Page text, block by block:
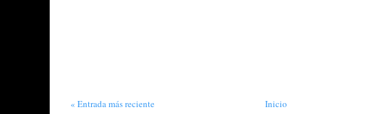
« Entrada más reciente Inicio